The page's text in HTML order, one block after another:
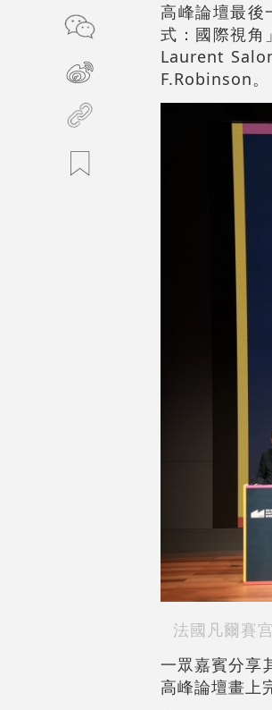
高峰論壇最後
式：國際視角
Laurent
F.Robinson。
法國凡爾賽
一眾嘉賓分享
高峰論壇畫上